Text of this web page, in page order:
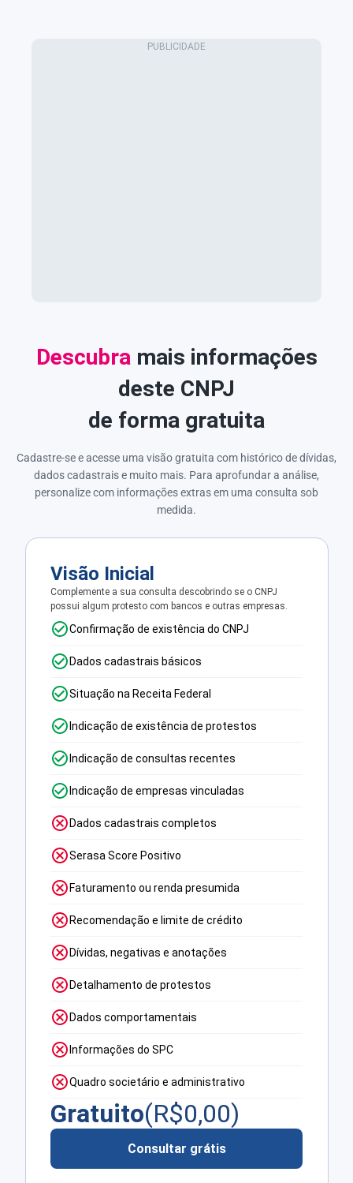
Descubra mais informações
deste CNPJ
de forma gratuita
Cadastre-se e acesse uma visão gratuita com histórico de dívidas,
dados cadastrais e muito mais. Para aprofundar a análise,
personalize com informações extras em uma consulta sob
medida.
Visão Inicial
Complemente a sua consulta descobrindo se o CNPJ
possui algum protesto com bancos e outras empresas.
Confirmação de existência do CNPJ
Dados cadastrais básicos
Situação na Receita Federal
Indicação de existência de protestos
Indicação de consultas recentes
Indicação de empresas vinculadas
Dados cadastrais completos
Serasa Score Positivo
Faturamento ou renda presumida
Recomendação e limite de crédito
Dívidas, negativas e anotações
Detalhamento de protestos
Dados comportamentais
Informações do SPC
Quadro societário e administrativo
Gratuito(R$0,00)
Consultar grátis